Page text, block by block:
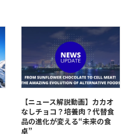
【ニュース解説動画】カカオ
なしチョコ？培養肉？代替食
品の進化が変える“未来の食
卓”